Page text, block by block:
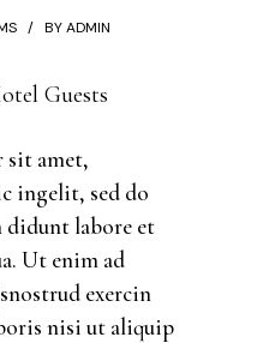
BYADMIN
Guests
sit amet,
ingelit, sed do
didunt labore et
Ut enim ad
exercin
nisi ut aliquip